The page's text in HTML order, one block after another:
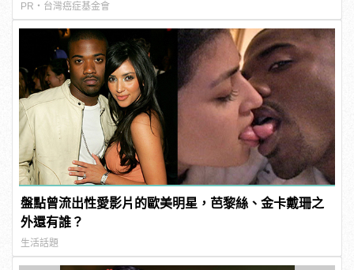
PR・台灣癌症基金會
盤點曾流出性愛影片的歐美明星，芭黎絲、金卡戴珊之
外還有誰？
生活話題